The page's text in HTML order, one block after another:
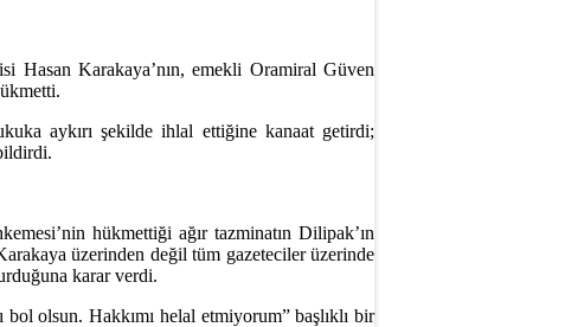
Hasan Karakaya’nın, emekli Oramiral Güven
aykırı şekilde ihlal ettiğine kanaat getirdi;
hükmettiği ağır tazminatın Dilipak’ın
üzerinden değil tüm gazeteciler üzerinde
karar verdi.
olsun. Hakkımı helal etmiyorum” başlıklı bir